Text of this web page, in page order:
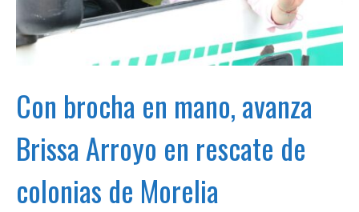
Con brocha en mano, avanza
Brissa Arroyo en rescate de
colonias de Morelia